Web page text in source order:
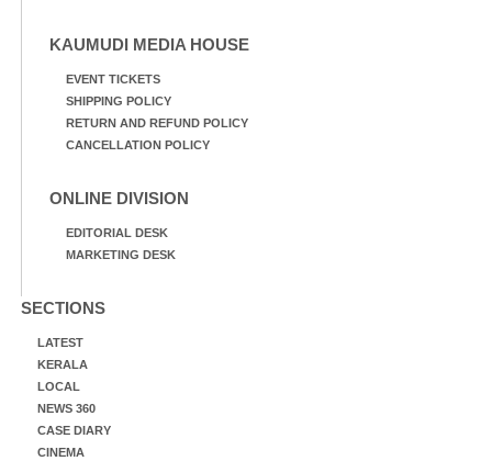
KAUMUDI MEDIA HOUSE
EVENT TICKETS
SHIPPING POLICY
RETURN AND REFUND POLICY
CANCELLATION POLICY
ONLINE DIVISION
EDITORIAL DESK
MARKETING DESK
SECTIONS
LATEST
KERALA
LOCAL
NEWS 360
CASE DIARY
CINEMA